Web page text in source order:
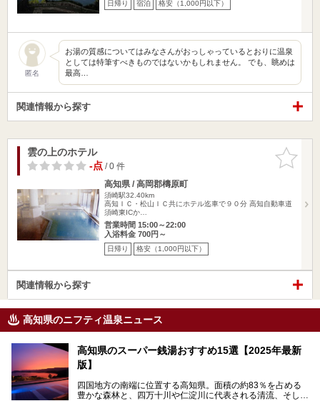
日帰り 宿泊 格安（1,000円以下）
匿名
お湯の質感についてはみなさんがおっしゃっているとおりに温泉
としては特筆すべきものではないかもしれません。 でも、眺めは
最高…
関連情報から探す
お気に入
りに追加
雲の上のホテル
-点/ 0 件
高知県 / 高岡郡檮原町
須崎駅32.40km
高知ＩＣ・松山ＩＣ共にホテル迄車で９０分 高知自動車道
須崎東ICか…
営業時間 15:00～22:00
入浴料金 700円～
日帰り 格安（1,000円以下）
関連情報から探す
高知県のニフティ温泉ニュース
高知県のスーパー銭湯おすすめ15選【2025年最新
版】
四国地方の南端に位置する高知県。面積の約83％を占める
豊かな森林と、四万十川や仁淀川に代表される清流、そして